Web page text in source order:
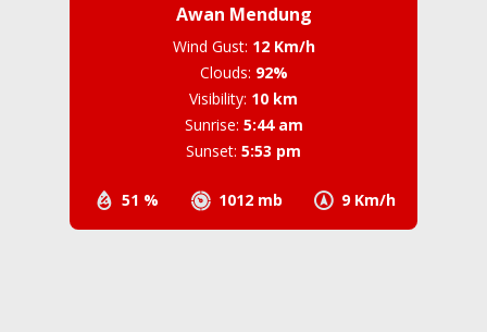
Awan Mendung
51 % 1012 mb 9 Km/h
Wind Gust: 12 Km/h
Clouds: 92%
Visibility: 10 km
Sunrise: 5:44 am
Sunset: 5:53 pm